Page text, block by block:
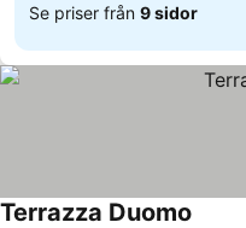
Se priser från 9 sidor
Terrazza Duomo